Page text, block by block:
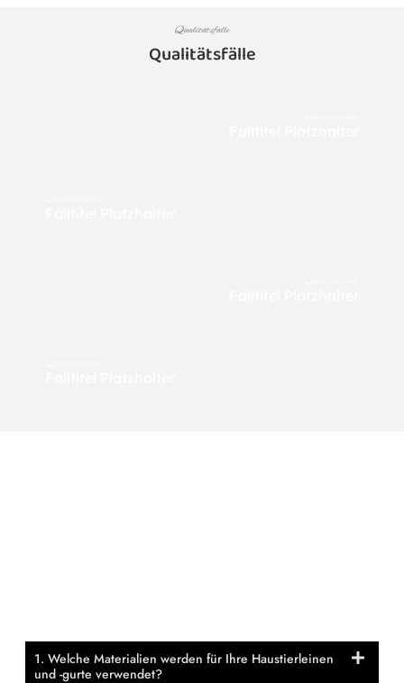
Qualitätsfälle
Qualitätsfälle
1. Welche Materialien werden für Ihre Haustierleinen
und -gurte verwendet?